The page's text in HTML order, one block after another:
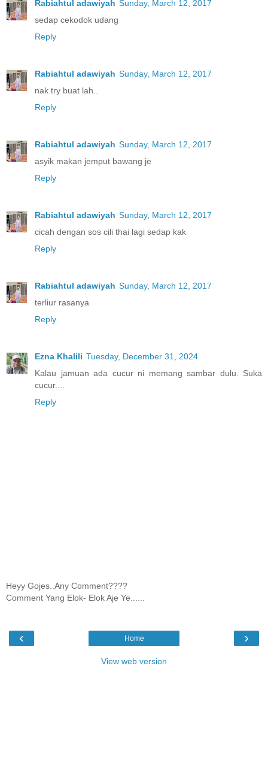
Rabiahtul adawiyah Sunday, March 12, 2017
sedap cekodok udang
Reply
Rabiahtul adawiyah Sunday, March 12, 2017
nak try buat lah..
Reply
Rabiahtul adawiyah Sunday, March 12, 2017
asyik makan jemput bawang je
Reply
Rabiahtul adawiyah Sunday, March 12, 2017
cicah dengan sos cili thai lagi sedap kak
Reply
Rabiahtul adawiyah Sunday, March 12, 2017
terliur rasanya
Reply
Ezna Khalili Tuesday, December 31, 2024
Kalau jamuan ada cucur ni memang sambar dulu. Suka
cucur....
Reply
Heyy Gojes..Any Comment????
Comment Yang Elok- Elok Aje Ye......
‹ ›
Home
View web version